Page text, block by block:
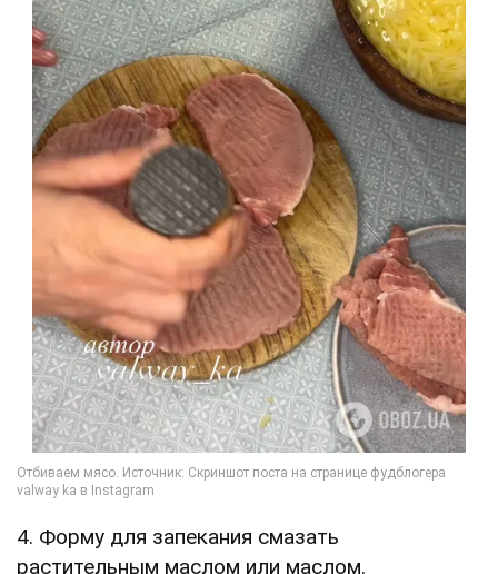
4. Форму для запекания смазать
растительным маслом или маслом.